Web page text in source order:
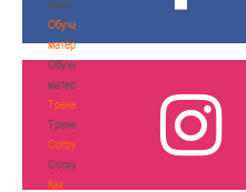
Иван
Обучающие
материалы
Обучающие
материалы
Тренерам
Тренерам
Сотрудничество
Сотрудничество
Как